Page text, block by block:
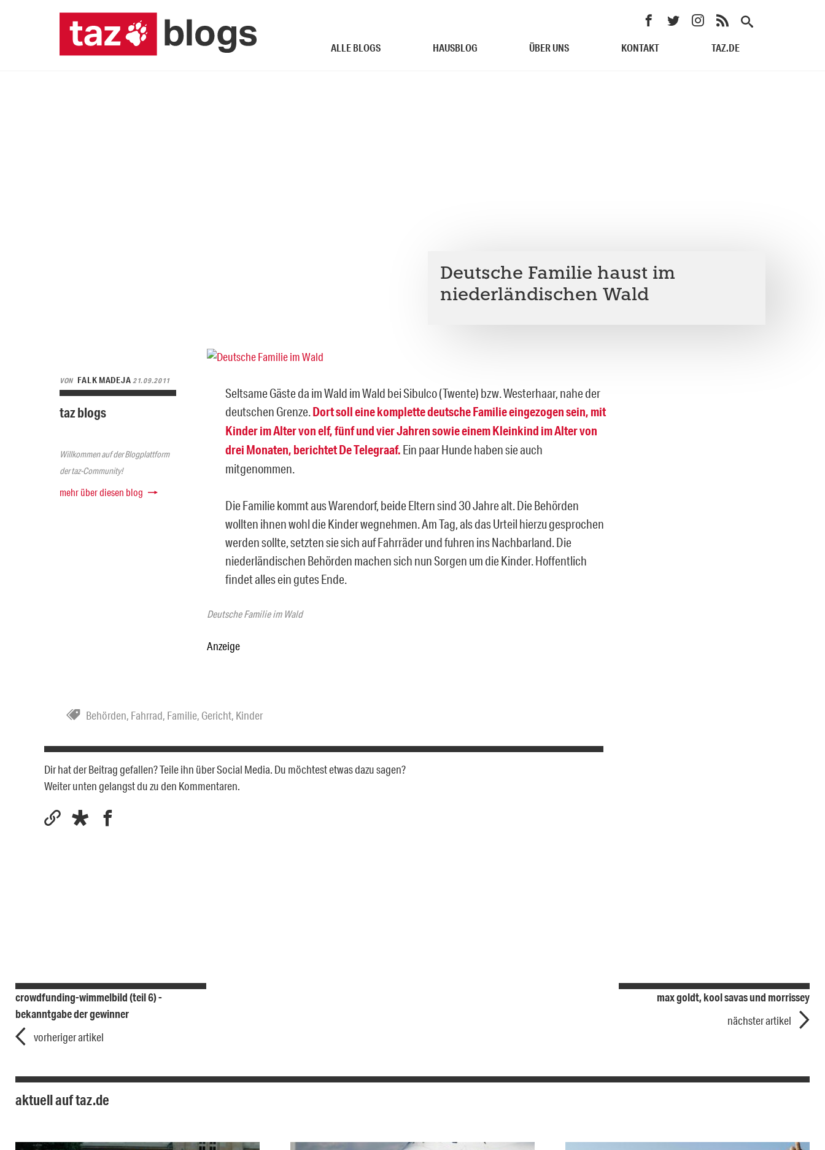
ALLE BLOGS HAUSBLOG ÜBER UNS KONTAKT TAZ.DE
Deutsche Familie haust im
niederländischen Wald
VON FALK MADEJA21.09.2011
taz blogs
Willkommen auf der Blogplattform
der taz-Community!
mehr über diesen blog
Deutsche Familie im Wald
Seltsame Gäste da im Wald im Wald bei Sibulco (Twente) bzw. Westerhaar, nahe der
deutschen Grenze.Dort soll eine komplette deutsche Familie eingezogen sein, mit
Kinder im Alter von elf, fünf und vier Jahren sowie einem Kleinkind im Alter von
drei Monaten, berichtet De Telegraaf. Ein paar Hunde haben sie auch
mitgenommen.
Die Familie kommt aus Warendorf, beide Eltern sind 30 Jahre alt. Die Behörden
wollten ihnen wohl die Kinder wegnehmen. Am Tag, als das Urteil hierzu gesprochen
werden sollte, setzten sie sich auf Fahrräder und fuhren ins Nachbarland. Die
niederländischen Behörden machen sich nun Sorgen um die Kinder. Hoffentlich
findet alles ein gutes Ende.
Anzeige
Behörden, Fahrrad, Familie, Gericht, Kinder
Dir hat der Beitrag gefallen? Teile ihn über Social Media. Du möchtest etwas dazu sagen?
Weiter unten gelangst du zu den Kommentaren.
crowdfunding-wimmelbild (teil 6) -
bekanntgabe der gewinner
vorheriger artikel
max goldt, kool savas und morrissey
nächster artikel
aktuell auf taz.de